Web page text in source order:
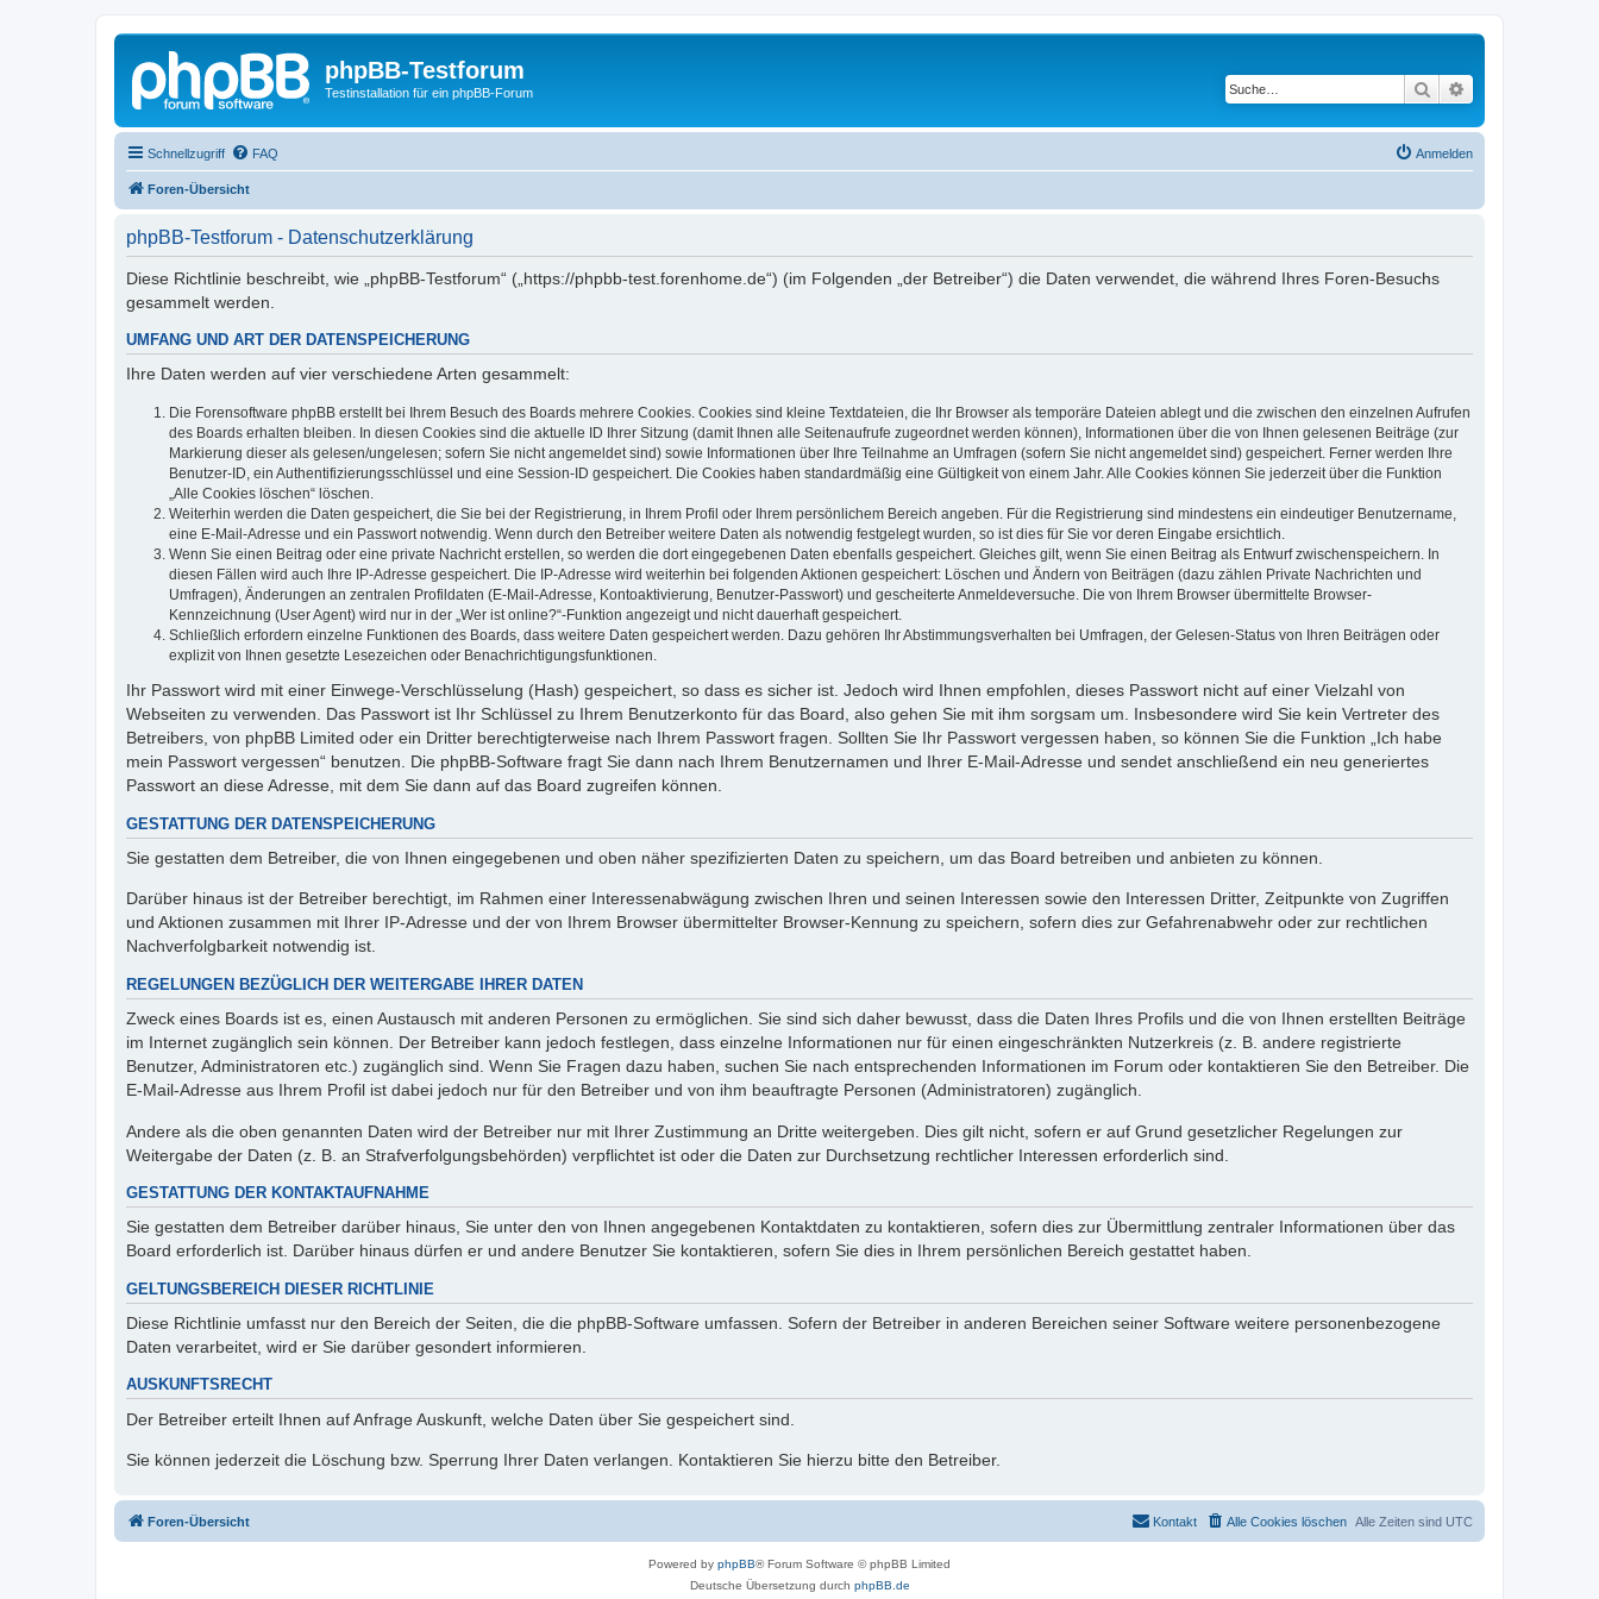
phpBB-Testforum
Testinstallation für ein phpBB-Forum Suche
Schnellzugriff FAQ Anmelden
Foren-Übersicht
phpBB-Testforum - Datenschutzerklärung
Diese Richtlinie beschreibt, wie „phpBB-Testforum“ („https://phpbb-test.forenhome.de“) (im Folgenden „der Betreiber“) die Daten verwendet, die während Ihres Foren-Besuchs
gesammelt werden.
UMFANG UND ART DER DATENSPEICHERUNG
Ihre Daten werden auf vier verschiedene Arten gesammelt:
Die Forensoftware phpBB erstellt bei Ihrem Besuch des Boards mehrere Cookies. Cookies sind kleine Textdateien, die Ihr Browser als temporäre Dateien ablegt und die zwischen den einzelnen Aufrufen
des Boards erhalten bleiben. In diesen Cookies sind die aktuelle ID Ihrer Sitzung (damit Ihnen alle Seitenaufrufe zugeordnet werden können), Informationen über die von Ihnen gelesenen Beiträge (zur
Markierung dieser als gelesen/ungelesen; sofern Sie nicht angemeldet sind) sowie Informationen über Ihre Teilnahme an Umfragen (sofern Sie nicht angemeldet sind) gespeichert. Ferner werden Ihre
Benutzer-ID, ein Authentifizierungsschlüssel und eine Session-ID gespeichert. Die Cookies haben standardmäßig eine Gültigkeit von einem Jahr. Alle Cookies können Sie jederzeit über die Funktion
„Alle Cookies löschen“ löschen.
Weiterhin werden die Daten gespeichert, die Sie bei der Registrierung, in Ihrem Profil oder Ihrem persönlichem Bereich angeben. Für die Registrierung sind mindestens ein eindeutiger Benutzername,
eine E-Mail-Adresse und ein Passwort notwendig. Wenn durch den Betreiber weitere Daten als notwendig festgelegt wurden, so ist dies für Sie vor deren Eingabe ersichtlich.
Wenn Sie einen Beitrag oder eine private Nachricht erstellen, so werden die dort eingegebenen Daten ebenfalls gespeichert. Gleiches gilt, wenn Sie einen Beitrag als Entwurf zwischenspeichern. In
diesen Fällen wird auch Ihre IP-Adresse gespeichert. Die IP-Adresse wird weiterhin bei folgenden Aktionen gespeichert: Löschen und Ändern von Beiträgen (dazu zählen Private Nachrichten und
Umfragen), Änderungen an zentralen Profildaten (E-Mail-Adresse, Kontoaktivierung, Benutzer-Passwort) und gescheiterte Anmeldeversuche. Die von Ihrem Browser übermittelte Browser-
Kennzeichnung (User Agent) wird nur in der „Wer ist online?“-Funktion angezeigt und nicht dauerhaft gespeichert.
Schließlich erfordern einzelne Funktionen des Boards, dass weitere Daten gespeichert werden. Dazu gehören Ihr Abstimmungsverhalten bei Umfragen, der Gelesen-Status von Ihren Beiträgen oder
explizit von Ihnen gesetzte Lesezeichen oder Benachrichtigungsfunktionen.
Ihr Passwort wird mit einer Einwege-Verschlüsselung (Hash) gespeichert, so dass es sicher ist. Jedoch wird Ihnen empfohlen, dieses Passwort nicht auf einer Vielzahl von
Webseiten zu verwenden. Das Passwort ist Ihr Schlüssel zu Ihrem Benutzerkonto für das Board, also gehen Sie mit ihm sorgsam um. Insbesondere wird Sie kein Vertreter des
Betreibers, von phpBB Limited oder ein Dritter berechtigterweise nach Ihrem Passwort fragen. Sollten Sie Ihr Passwort vergessen haben, so können Sie die Funktion „Ich habe
mein Passwort vergessen“ benutzen. Die phpBB-Software fragt Sie dann nach Ihrem Benutzernamen und Ihrer E-Mail-Adresse und sendet anschließend ein neu generiertes
Passwort an diese Adresse, mit dem Sie dann auf das Board zugreifen können.
GESTATTUNG DER DATENSPEICHERUNG
Sie gestatten dem Betreiber, die von Ihnen eingegebenen und oben näher spezifizierten Daten zu speichern, um das Board betreiben und anbieten zu können.
Darüber hinaus ist der Betreiber berechtigt, im Rahmen einer Interessenabwägung zwischen Ihren und seinen Interessen sowie den Interessen Dritter, Zeitpunkte von Zugriffen
und Aktionen zusammen mit Ihrer IP-Adresse und der von Ihrem Browser übermittelter Browser-Kennung zu speichern, sofern dies zur Gefahrenabwehr oder zur rechtlichen
Nachverfolgbarkeit notwendig ist.
REGELUNGEN BEZÜGLICH DER WEITERGABE IHRER DATEN
Zweck eines Boards ist es, einen Austausch mit anderen Personen zu ermöglichen. Sie sind sich daher bewusst, dass die Daten Ihres Profils und die von Ihnen erstellten Beiträge
im Internet zugänglich sein können. Der Betreiber kann jedoch festlegen, dass einzelne Informationen nur für einen eingeschränkten Nutzerkreis (z. B. andere registrierte
Benutzer, Administratoren etc.) zugänglich sind. Wenn Sie Fragen dazu haben, suchen Sie nach entsprechenden Informationen im Forum oder kontaktieren Sie den Betreiber. Die
E-Mail-Adresse aus Ihrem Profil ist dabei jedoch nur für den Betreiber und von ihm beauftragte Personen (Administratoren) zugänglich.
Andere als die oben genannten Daten wird der Betreiber nur mit Ihrer Zustimmung an Dritte weitergeben. Dies gilt nicht, sofern er auf Grund gesetzlicher Regelungen zur
Weitergabe der Daten (z. B. an Strafverfolgungsbehörden) verpflichtet ist oder die Daten zur Durchsetzung rechtlicher Interessen erforderlich sind.
GESTATTUNG DER KONTAKTAUFNAHME
Sie gestatten dem Betreiber darüber hinaus, Sie unter den von Ihnen angegebenen Kontaktdaten zu kontaktieren, sofern dies zur Übermittlung zentraler Informationen über das
Board erforderlich ist. Darüber hinaus dürfen er und andere Benutzer Sie kontaktieren, sofern Sie dies in Ihrem persönlichen Bereich gestattet haben.
GELTUNGSBEREICH DIESER RICHTLINIE
Diese Richtlinie umfasst nur den Bereich der Seiten, die die phpBB-Software umfassen. Sofern der Betreiber in anderen Bereichen seiner Software weitere personenbezogene
Daten verarbeitet, wird er Sie darüber gesondert informieren.
AUSKUNFTSRECHT
Der Betreiber erteilt Ihnen auf Anfrage Auskunft, welche Daten über Sie gespeichert sind.
Sie können jederzeit die Löschung bzw. Sperrung Ihrer Daten verlangen. Kontaktieren Sie hierzu bitte den Betreiber.
Foren-Übersicht Alle Zeiten sind UTC
Alle Cookies löschen
Kontakt
Powered by phpBB® Forum Software © phpBB Limited
Deutsche Übersetzung durch phpBB.de